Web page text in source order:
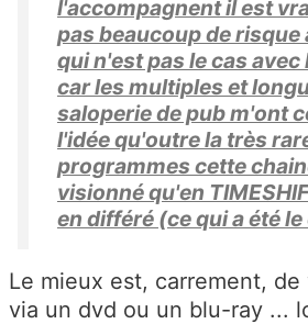
l'accompagnent il est
pas beaucoup de risque
qui n'est pas le cas
car les multiples et
saloperie de pub m'ont
l'idée qu'outre la très
programmes cette
visionné qu'en
en différé (ce qui a été
Le mieux est, carrement,
via un dvd ou un blu-ray ...